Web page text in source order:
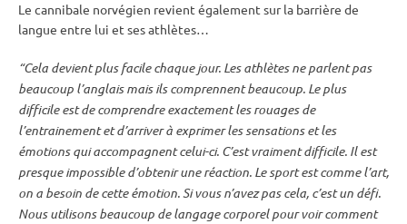
Le cannibale norvégien revient également sur la barrière de
langue entre lui et ses athlètes…
“Cela devient plus facile chaque jour. Les athlètes ne parlent pas
beaucoup l’anglais mais ils comprennent beaucoup. Le plus
difficile est de comprendre exactement les rouages de
l’entrainement et d’arriver à exprimer les sensations et les
émotions qui accompagnent celui-ci. C’est vraiment difficile. Il est
presque impossible d’obtenir une réaction. Le sport est comme l’art,
on a besoin de cette émotion. Si vous n’avez pas cela, c’est un défi.
Nous utilisons beaucoup de langage corporel pour voir comment